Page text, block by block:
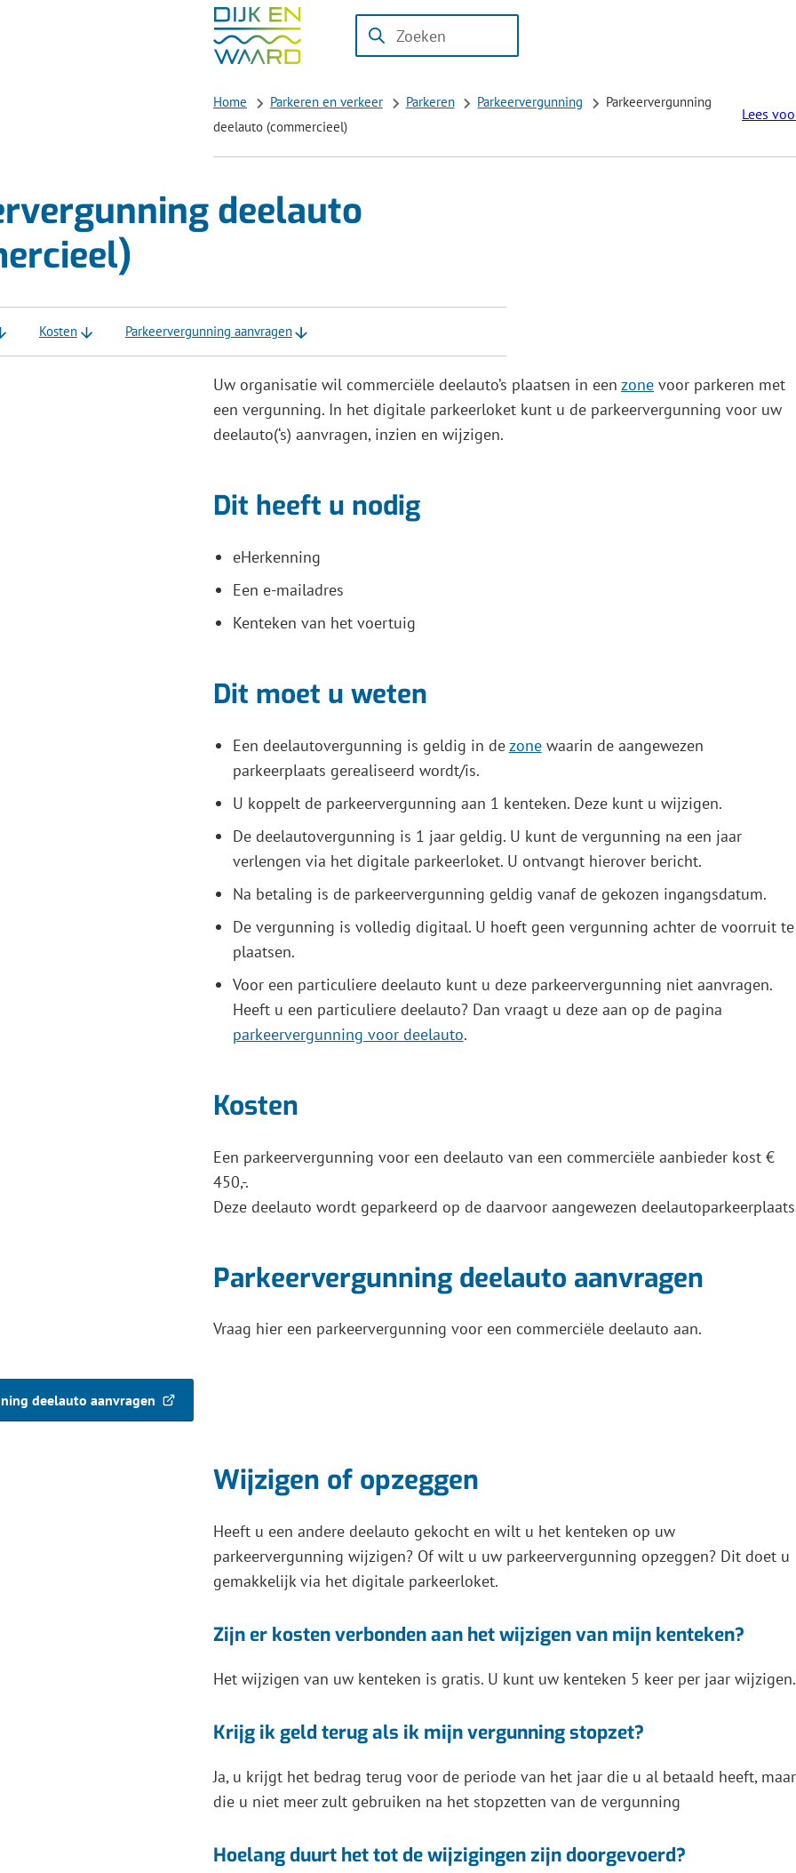
Zoeken
Wanneer
beschikbaar
navigeren
gebruiken.
Gebruik
de
om
selecteren.
Home Parkeren en verkeer Parkeren Parkeervergunning
Parkeervergunning
deelauto (commercieel)
Lees
deelauto
Kosten Parkeervergunning aanvragen
Uw organisatie wil commerciële deelauto’s plaatsen in een zone voor parkeren met
een vergunning. In het digitale parkeerloket kunt u de parkeervergunning voor uw
deelauto(‘s) aanvragen, inzien en wijzigen.
Dit heeft u nodig
eHerkenning
Een e-mailadres
Kenteken van het voertuig
Dit moet u weten
Een deelautovergunning is geldig in dezonewaarin de aangewezen
parkeerplaats gerealiseerd wordt/is.
U koppelt de parkeervergunning aan 1 kenteken. Deze kunt u wijzigen.
De deelautovergunning is 1 jaar geldig. U kunt de vergunning na een jaar
verlengen via het digitale parkeerloket. U ontvangt hierover bericht.
Na betaling is de parkeervergunning geldig vanaf de gekozen ingangsdatum.
De vergunning is volledig digitaal. U hoeft geen vergunning achter de voorruit te
plaatsen.
Voor een particuliere deelauto kunt u deze parkeervergunning niet aanvragen.
Heeft u een particuliere deelauto? Dan vraagt u deze aan op de pagina
parkeervergunning voor deelauto.
Kosten
Een parkeervergunning voor een deelauto van een commerciële aanbieder kost €
450,-.
Deze deelauto wordt geparkeerd op de daarvoor aangewezen
Parkeervergunning deelauto aanvragen
Vraag hier een parkeervergunning voor een commerciële deelauto aan.
deelauto aanvragen
Wijzigen of opzeggen
Heeft u een andere deelauto gekocht en wilt u het kenteken op uw
parkeervergunning wijzigen? Of wilt u uw parkeervergunning opzeggen? Dit doet u
gemakkelijk via het digitale parkeerloket.
Zijn er kosten verbonden aan het wijzigen van mijn kenteken?
Het wijzigen van uw kenteken is gratis. U kunt uw kenteken 5 keer per jaar wijzigen.
Krijg ik geld terug als ik mijn vergunning stopzet?
Ja, u krijgt het bedrag terug voor de periode van het jaar die u al betaald heeft, maar
die u niet meer zult gebruiken na het stopzetten van de vergunning
Hoelang duurt het tot de wijzigingen zijn doorgevoerd?